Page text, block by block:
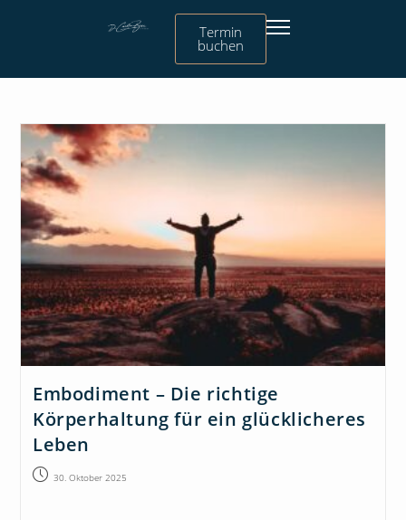
Termin
buchen
Embodiment – Die richtige
Körperhaltung für ein glücklicheres
Leben
30. Oktober 2025